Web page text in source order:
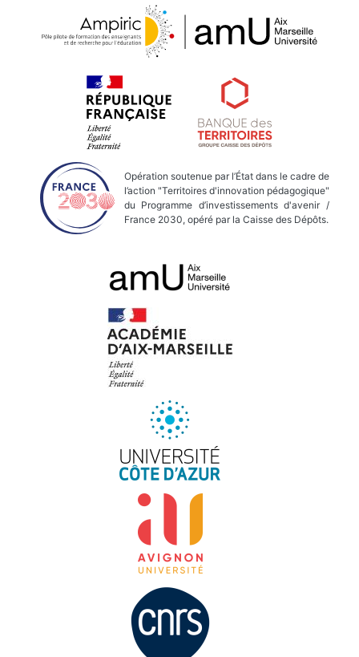
Opération soutenue par l’État dans le cadre de
l’action "Territoires d'innovation pédagogique"
du Programme d’investissements d'avenir /
France 2030, opéré par la Caisse des Dépôts.